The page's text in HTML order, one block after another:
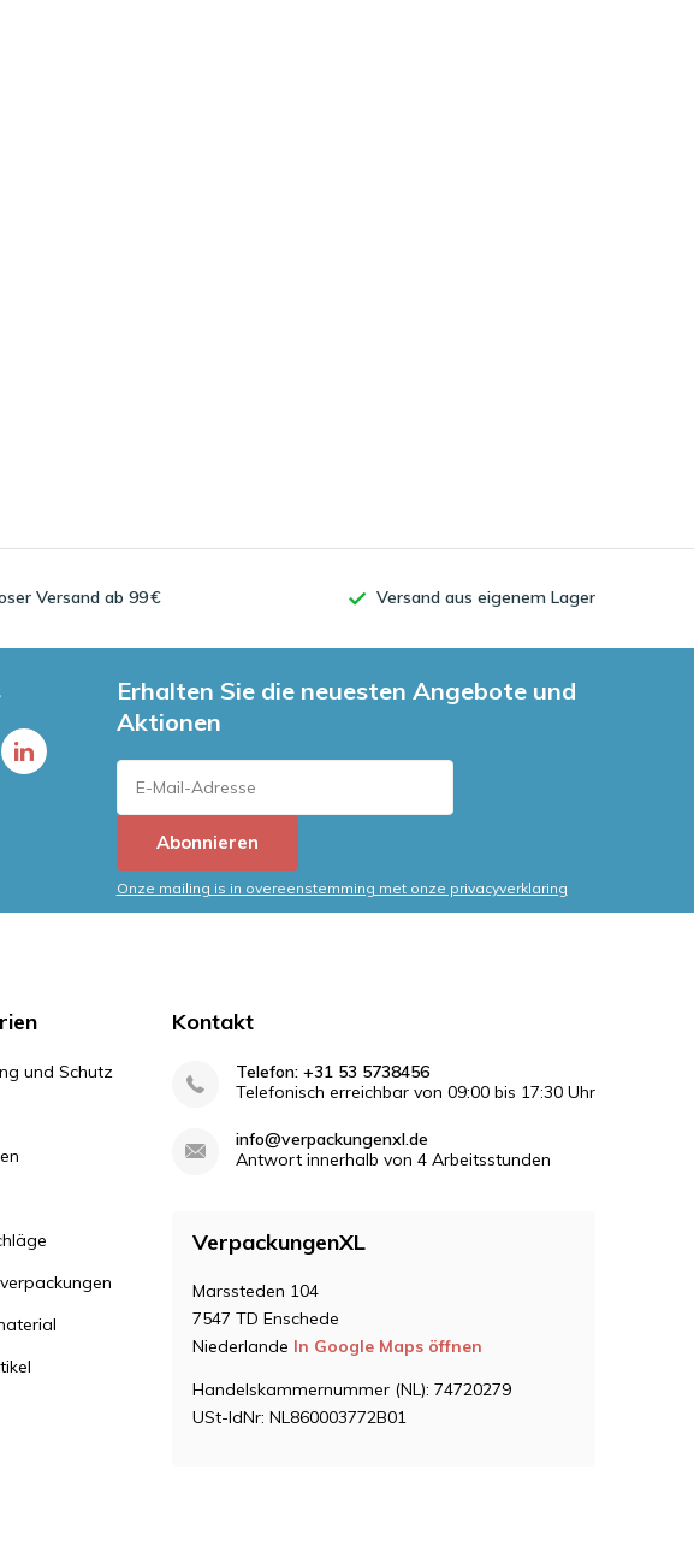
Versand ab 99 € Versand aus eigenem Lager
Erhalten Sie die neuesten Angebote und
Aktionen
Abonnieren
Onze mailing is in overeenstemming met onze privacyverklaring
und Schutz
Kontakt
Telefon: +31 53 5738456
Telefonisch erreichbar von 09:00 bis 17:30 Uhr
info@verpackungenxl.de
Antwort innerhalb von 4 Arbeitsstunden
VerpackungenXL
Marssteden 104
7547 TD Enschede
Niederlande In Google Maps öffnen
Handelskammernummer (NL): 74720279
USt-IdNr: NL860003772B01